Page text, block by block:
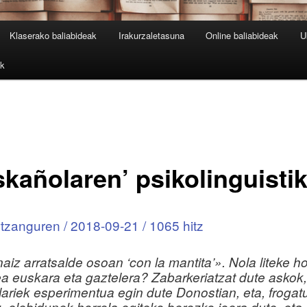
Klaserako baliabideak Irakurzaletasuna Online baliabideak
/ 2018-09-21 / 1065 hitz
arratsalde osoan ‘con la mantita’». Nola liteke
euskara eta gaztelera? Zabarkeriatzat dute
esperimentua egin dute Donostian, eta,